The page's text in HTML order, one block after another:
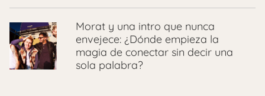
Morat y una intro que nunca
envejece: ¿Dónde empieza la
magia de conectar sin decir una
sola palabra?